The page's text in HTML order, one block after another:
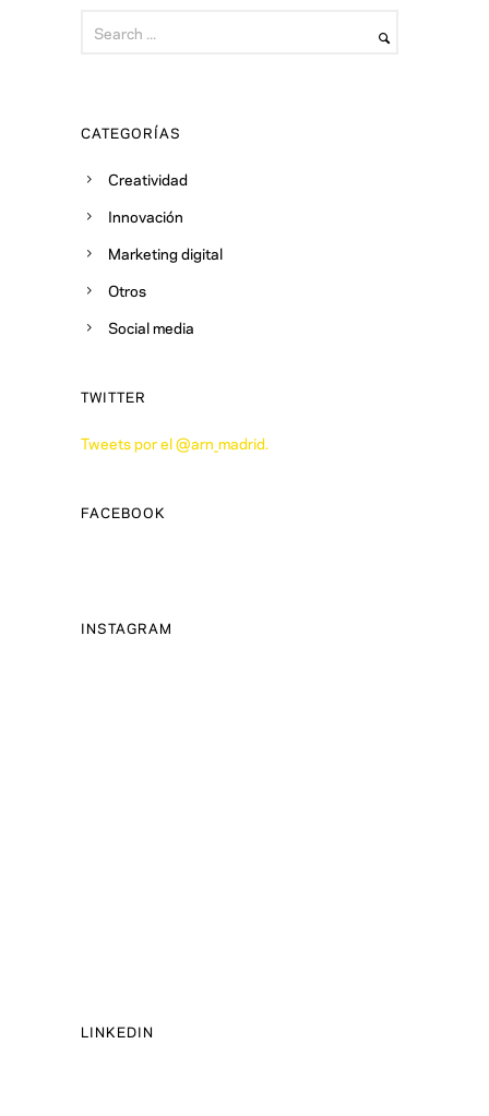
CATEGORÍAS
Creatividad
Innovación
Marketing digital
Otros
Social media
TWITTER
Tweets por el @arn_madrid.
FACEBOOK
INSTAGRAM
LINKEDIN